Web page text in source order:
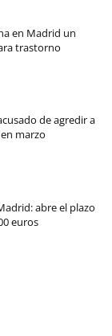
en Madrid un
trastorno
de agredir a
marzo
abre el plazo
euros